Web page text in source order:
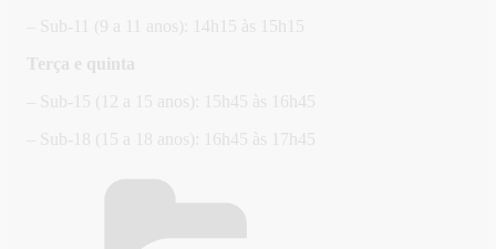
– Sub-11 (9 a 11 anos): 14h15 às 15h15
Terça e quinta
– Sub-15 (12 a 15 anos): 15h45 às 16h45
– Sub-18 (15 a 18 anos): 16h45 às 17h45